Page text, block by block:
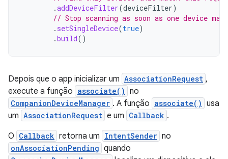
.addDeviceFilter(deviceFilter)
// Stop scanning as soon as one device
. setSingleDevice(true)
.build()
Depois que o app inicializar um AssociationRequest ,
execute a função associate() no
CompanionDeviceManager . A função associate() usa
um AssociationRequest e um Callback .
O Callback retorna um IntentSender no
onAssociationPending quando